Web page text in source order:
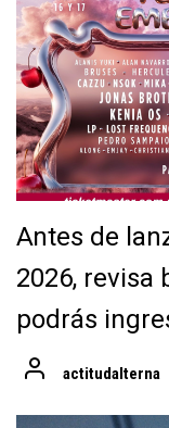
Antes de
2026, revisa
podrás
actitudalterna